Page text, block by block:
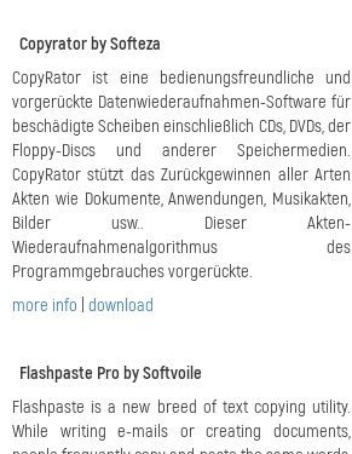
Copyrator by Softeza
CopyRator ist eine bedienungsfreundliche und
vorgerückte Datenwiederaufnahmen-Software für
beschädigte Scheiben einschließlich CDs, DVDs, der
Floppy-Discs und anderer Speichermedien.
CopyRator stützt das Zurückgewinnen aller Arten
Akten wie Dokumente, Anwendungen, Musikakten,
Bilder usw.. Dieser Akten-
Wiederaufnahmenalgorithmus des
Programmgebrauches vorgerückte.
more info download
Flashpaste Pro by Softvoile
Flashpaste is a new breed of text copying utility.
While writing e-mails or creating documents,